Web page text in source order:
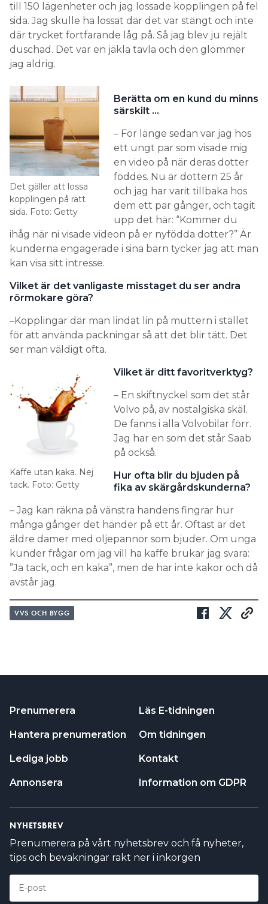
till 150 lägenheter och jag lossade kopplingen på fel
sida. Jag skulle ha lossat där det var stängt och inte
där trycket fortfarande låg på. Så jag blev ju rejält
duschad. Det var en jäkla tavla och den glömmer
jag aldrig.
Det gäller att lossa
kopplingen på rätt
sida. Foto: Getty
Berätta om en kund du minns
särskilt …
– För länge sedan var jag hos
ett ungt par som visade mig
en video på när deras dotter
föddes. Nu är dottern 25 år
och jag har varit tillbaka hos
dem ett par gånger, och tagit
upp det här: “Kommer du
ihåg när ni visade videon på er nyfödda dotter?” Är
kunderna engagerade i sina barn tycker jag att man
kan visa sitt intresse.
Vilket är det vanligaste misstaget du ser andra
rörmokare göra?
–Kopplingar där man lindat lin på muttern i stället
för att använda packningar så att det blir tätt. Det
ser man väldigt ofta.
Kaffe utan kaka. Nej
tack. Foto: Getty
Vilket är ditt favoritverktyg?
– En skiftnyckel som det står
Volvo på, av nostalgiska skäl.
De fanns i alla Volvobilar förr.
Jag har en som det står Saab
på också.
Hur ofta blir du bjuden på
fika av skärgårdskunderna?
– Jag kan räkna på vänstra handens fingrar hur
många gånger det händer på ett år. Oftast är det
äldre damer med oljepannor som bjuder. Om unga
kunder frågar om jag vill ha kaffe brukar jag svara:
”Ja tack, och en kaka”, men de har inte kakor och då
avstår jag.
VVS OCH BYGG
Prenumerera
Hantera prenumeration
Lediga jobb
Annonsera
Läs E-tidningen
Om tidningen
Kontakt
Information om GDPR
NYHETSBREV
Prenumerera på vårt nyhetsbrev och få nyheter,
tips och bevakningar rakt ner i inkorgen